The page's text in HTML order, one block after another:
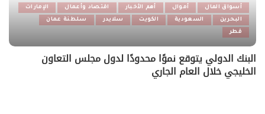
أسواق المال أموال أهم الأخبار اقتصاد وأعمال
الإمارات
البحرين
السعودية الكويت سلايدر
سلطنة عمان
قطر
البنك الدولي يتوقع نموًا محدودًا لدول مجلس التعاون
الخليجي خلال العام الجاري